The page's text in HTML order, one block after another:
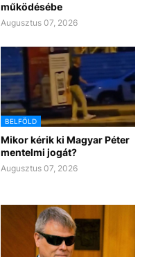
működésébe
Augusztus 07, 2026
BELFÖLD
Mikor kérik ki Magyar Péter
mentelmi jogát?
Augusztus 07, 2026